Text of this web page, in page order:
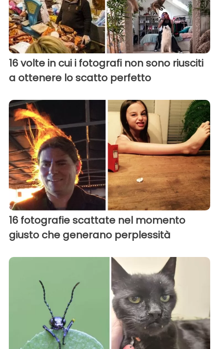
16 volte in cui i fotografi non sono riusciti
a ottenere lo scatto perfetto
16 fotografie scattate nel momento
giusto che generano perplessità